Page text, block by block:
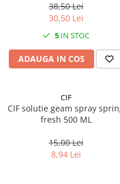
Corpuri de iluminat
Aplice si plafoniere
Lustre si pendule
Spoturi
Lampi de veghe copii
Proiectoare
Veioze si lampi
Professional
38,50 Lei
30,50 Lei
5 IN STOC
ADAUGA IN COS
CIF
CIF solutie geam spray
fresh 500 ML
15,00 Lei
8,94 Lei